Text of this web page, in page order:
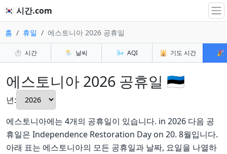
🇰🇷 시간.com
홈 휴일 에스토니아 2026 공휴일
⏱️ 시간 🌦️ 날씨 🌬️ AQI 🕌 기도 시간 🎉
에스토니아 2026 공휴일 🇪🇪
년:
에스토니아에는 4개의 공휴일이 있습니다. in 2026 다음 공
휴일은 Independence Restoration Day on 20. 8월입니다.
아래 표는 에스토니아의 모든 공휴일과 날짜, 요일을 나열하